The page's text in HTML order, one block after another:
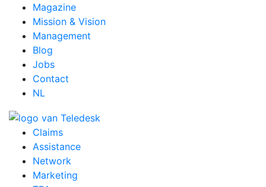
Magazine
Mission & Vision
Management
Blog
Jobs
Contact
NL
Claims
Assistance
Network
Marketing